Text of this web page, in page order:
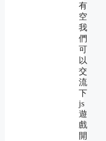
有
空
我
們
可
以
交
流
下
js
遊
戲
開